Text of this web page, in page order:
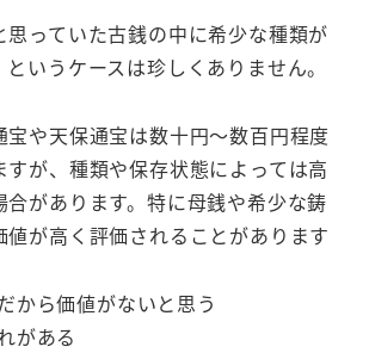
思っていた古銭の中に希少な種類が
いうケースは珍しくありません。
宝や天保通宝は数十円～数百円程度
すが、種類や保存状態によっては高
があります。特に母銭や希少な鋳
値が高く評価されることがあります
から価値がないと思う
がある